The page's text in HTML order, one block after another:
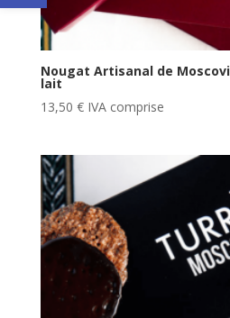
Nougat Artisanal de
lait
13,50 € IVA comprise